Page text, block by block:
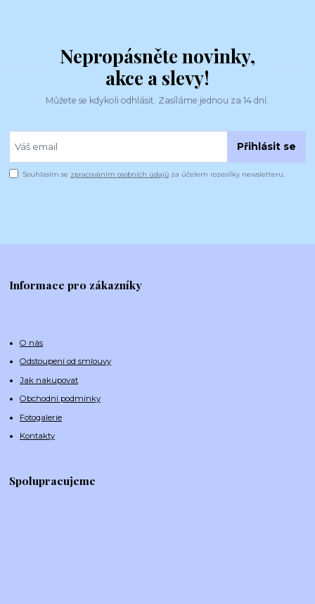
Nepropásněte novinky,
akce a slevy!
Můžete se kdykoli odhlásit. Zasíláme jednou za 14 dní.
Přihlásit se
Souhlasím se zpracováním osobních údajů za účelem rozesílky newsletteru.
Informace pro zákazníky
O nás
Odstoupení od smlouvy
Jak nakupovat
Obchodní podmínky
Fotogalerie
Kontakty
Spolupracujeme